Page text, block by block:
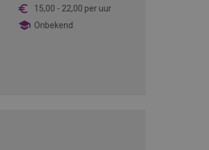
15,00 - 22,00 per uur
Onbekend